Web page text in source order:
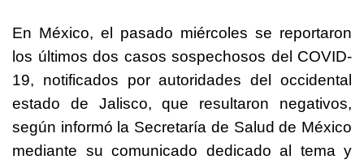
En México, el pasado miércoles se reportaron
los últimos dos casos sospechosos del COVID-
19, notificados por autoridades del occidental
estado de Jalisco, que resultaron negativos,
según informó la Secretaría de Salud de México
mediante su comunicado dedicado al tema y